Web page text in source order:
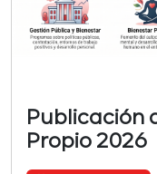
Publicación
Propio 2026